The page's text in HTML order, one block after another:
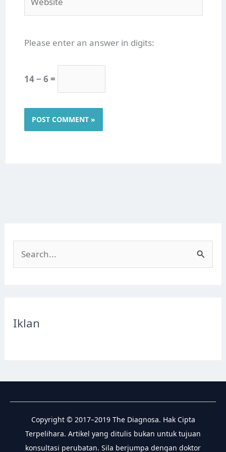
Please enter an answer in digits:
14 − 6 =
e
c
:
Iklan
Copyright © 2017–2019 The Diagnosa. Hak Cipta
Terpelihara. Artikel yang ditulis bukan untuk tujuan
konsultasi perubatan. Sila berjumpa dengan doktor